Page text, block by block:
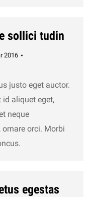
sollici tudin
2016
justo eget auctor.
aliquet eget,
neque
ornare orci. Morbi
egestas